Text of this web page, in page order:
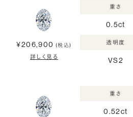
¥206,900 (税込)
詳しく見る
重さ
0.5ct
透明度
VS2
重さ
0.52ct